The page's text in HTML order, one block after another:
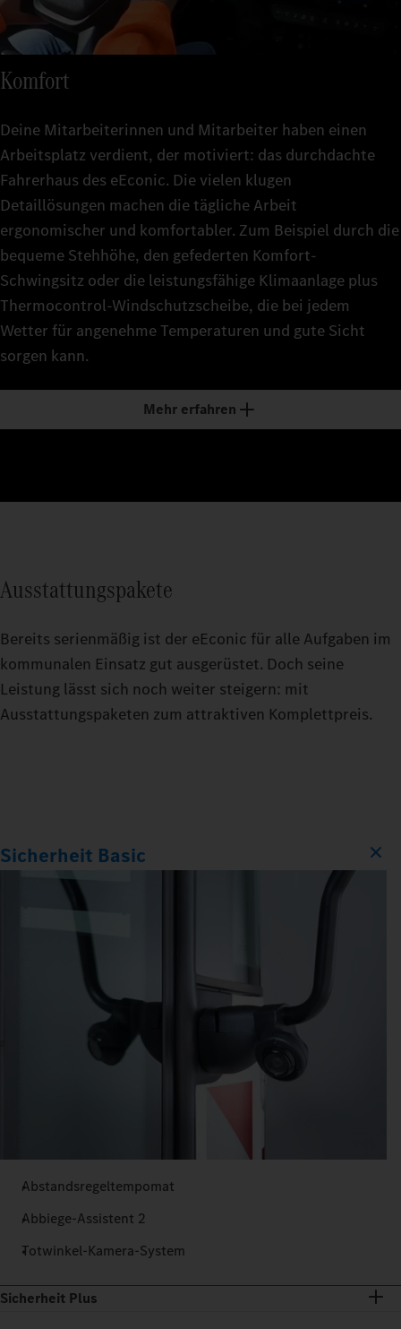
Komfort
Deine Mitarbeiterinnen und Mitarbeiter haben einen
Arbeitsplatz verdient, der motiviert: das durchdachte
Fahrerhaus des eEconic. Die vielen klugen
Detaillösungen machen die tägliche Arbeit
ergonomischer und komfortabler. Zum Beispiel durch die
bequeme Stehhöhe, den gefederten Komfort-
Schwingsitz oder die leistungsfähige Klimaanlage plus
Thermocontrol-Windschutzscheibe, die bei jedem
Wetter für angenehme Temperaturen und gute Sicht
sorgen kann.
Mehr erfahren
Ausstattungspakete
Bereits serienmäßig ist der eEconic für alle Aufgaben im
kommunalen Einsatz gut ausgerüstet. Doch seine
Leistung lässt sich noch weiter steigern: mit
Ausstattungspaketen zum attraktiven Komplettpreis.
Sicherheit Basic
Abstandsregeltempomat
Abbiege-Assistent 2
Totwinkel-Kamera-System
Sicherheit Plus